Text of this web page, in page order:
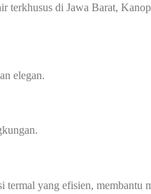
di Jawa Barat,
elegan.
yang efisien, membantu